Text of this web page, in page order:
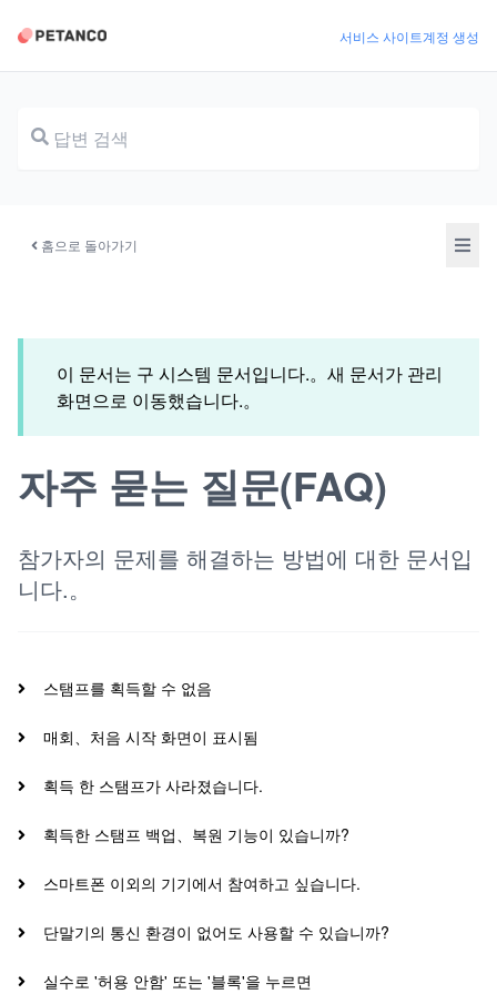
문서 서비스 사이트계정 생성
홈으로 돌아가기
이 문서는 구 시스템 문서입니다.。새 문서가 관리
화면으로 이동했습니다.。
자주 묻는 질문(FAQ)
참가자의 문제를 해결하는 방법에 대한 문서입
니다.。
스탬프를 획득할 수 없음
매회、처음 시작 화면이 표시됨
획득 한 스탬프가 사라졌습니다.
획득한 스탬프 백업、복원 기능이 있습니까?
스마트폰 이외의 기기에서 참여하고 싶습니다.
단말기의 통신 환경이 없어도 사용할 수 있습니까?
실수로 '허용 안함' 또는 '블록'을 누르면